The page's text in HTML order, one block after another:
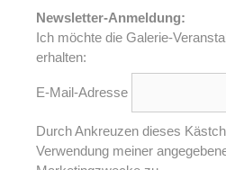
Newsletter-Anmeldung:
Ich möchte die Galerie-
erhalten:
E-Mail-Adresse
Durch Ankreuzen dieses
Verwendung meiner